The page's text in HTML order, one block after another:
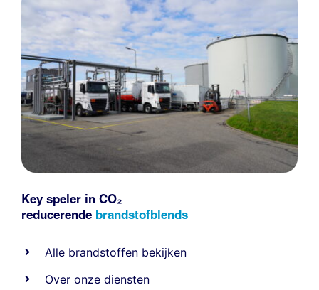
Key speler in CO₂
reducerende brandstofblends
Alle brandstoffen bekijken
Over onze diensten